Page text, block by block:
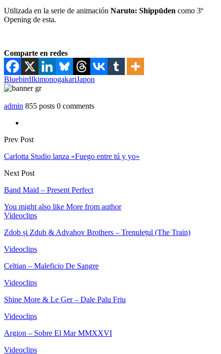
Utilizada en la serie de animación Naruto: Shippūden como 3º
Opening de esta.
Comparte en redes
BluebirdIkimonogakariJapon
admin 855 posts 0 comments
Prev Post
Carlotta Studio lanza «Fuego entre tú y yo»
Next Post
Band Maid – Present Perfect
You might also like More from author
Videoclips
Zdob și Zdub & Advahov Brothers – Trenulețul (The Train)
Videoclips
Celtian – Maleficio De Sangre
Videoclips
Shine More & Le Ger – Dale Palu Friu
Videoclips
Argion – Sobre El Mar MMXXVI
Videoclips